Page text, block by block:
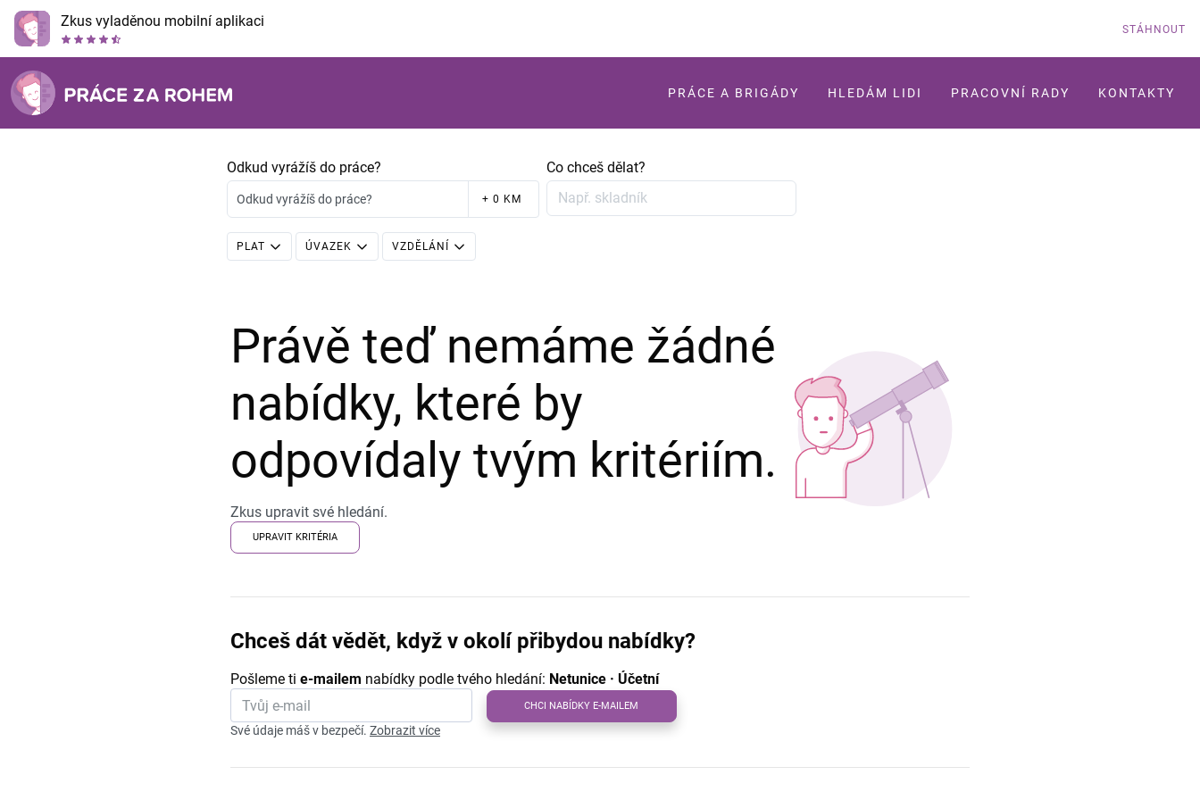
Zkus vyladěnou mobilní aplikaci STÁHNOUT
PRÁCE A BRIGÁDY HLEDÁM LIDI PRACOVNÍ RADY KONTAKTY
Odkud vyrážíš do práce?
Odkud vyrážíš do práce? + 0 KM
Co chceš dělat?
PLAT ÚVAZEK VZDĚLÁNÍ
Právě teď nemáme žádné
nabídky, které by
odpovídaly tvým kritériím.
Zkus upravit své hledání.
UPRAVIT KRITÉRIA
Chceš dát vědět, když v okolí přibydou nabídky?
Pošleme ti e-mailem nabídky podle tvého hledání: Netunice · Účetní
CHCI NABÍDKY E-MAILEM
Své údaje máš v bezpečí. Zobrazit více